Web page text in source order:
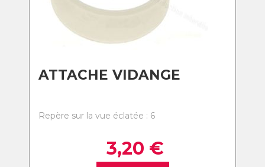
ATTACHE VIDANGE
Repère sur la vue éclatée : 6
3,20 €